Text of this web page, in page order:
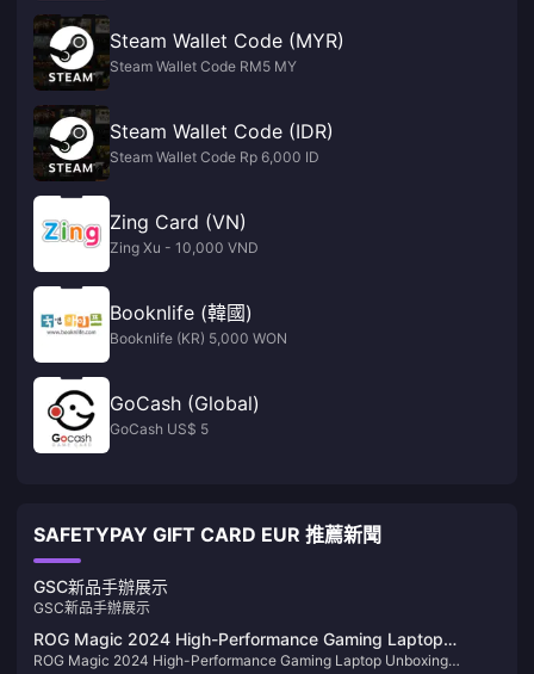
Steam Wallet Code (MYR)
Steam Wallet Code RM5 MY
Steam Wallet Code (IDR)
Steam Wallet Code Rp 6,000 ID
Zing Card (VN)
Zing Xu - 10,000 VND
Booknlife (韓國)
Booknlife (KR) 5,000 WON
GoCash (Global)
GoCash US$ 5
SAFETYPAY GIFT CARD EUR 推薦新聞
GSC新品手辦展示
GSC新品手辦展示
ROG Magic 2024 High-Performance Gaming Laptop
Unboxing Pictures
ROG Magic 2024 High-Performance Gaming Laptop Unboxing